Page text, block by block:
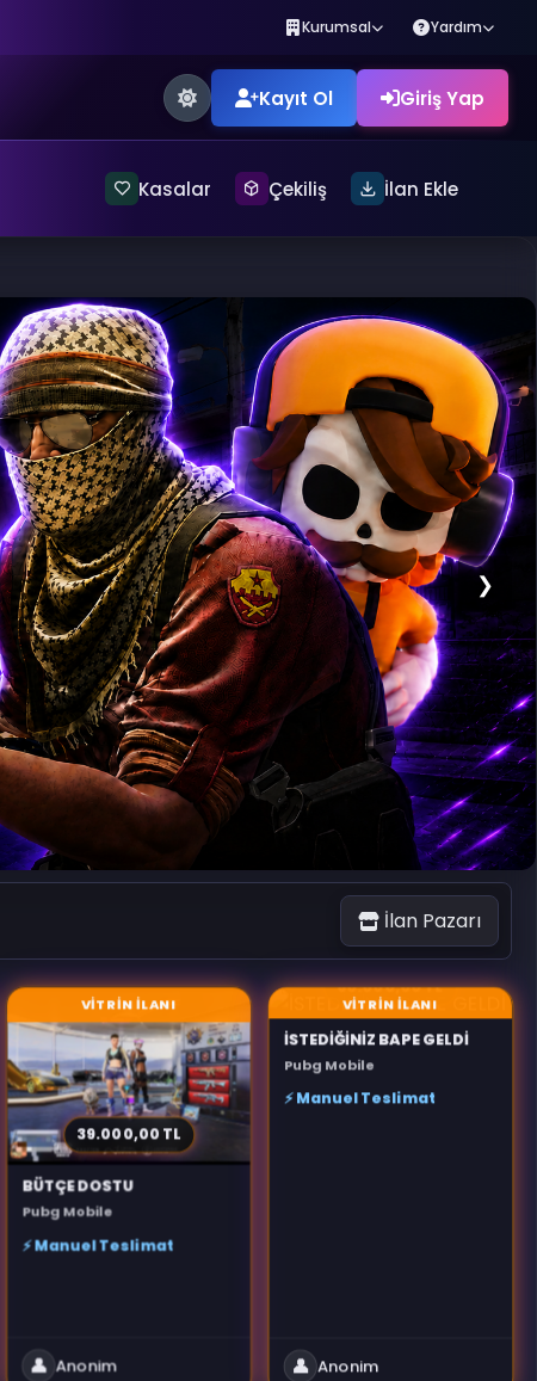
Kurumsal Yardım
Kayıt Ol Giriş Yap
Kasalar Çekiliş İlan Ekle
❯
İlan Pazarı
VİTRİN İLANI
39.000,00 TL
BÜTÇE DOSTU
Pubg Mobile
⚡ Manuel Teslimat
👤 Anonim
VİTRİN İLANI
60.000,00 TL
İSTEDİĞİNİZ BAPE GELDİ
Pubg Mobile
⚡ Manuel Teslimat
👤 Anonim